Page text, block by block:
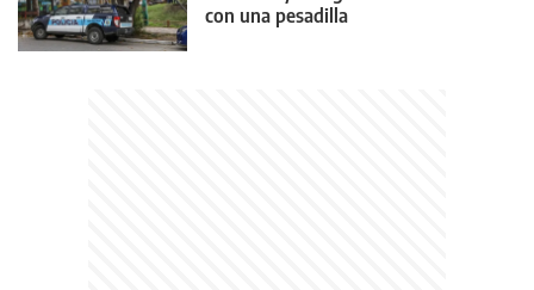
con una pesadilla